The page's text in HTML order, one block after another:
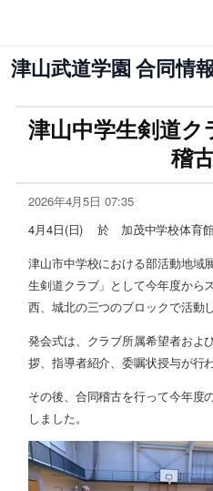
津山武道学園 合同情
津山中学生剣道
稽
2026年4月5日 07:35
4月4日(日) 於 加茂中学校体育
津山市中学校における部活動地域
生剣道クラブ」として今年度から
西、城北の三つのブロックで活動
発会式は、クラブ所属希望者およ
拶、指導者紹介、委嘱状授与が行
その後、合同稽古を行って今年度
しました。